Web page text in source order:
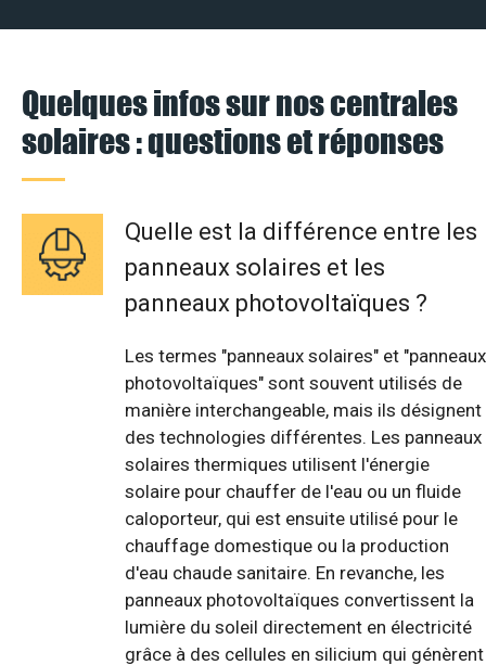
Quelques infos sur nos centrales
solaires : questions et réponses
Quelle est la différence entre les
panneaux solaires et les
panneaux photovoltaïques ?
Les termes "panneaux solaires" et "panneaux
photovoltaïques" sont souvent utilisés de
manière interchangeable, mais ils désignent
des technologies différentes. Les panneaux
solaires thermiques utilisent l'énergie
solaire pour chauffer de l'eau ou un fluide
caloporteur, qui est ensuite utilisé pour le
chauffage domestique ou la production
d'eau chaude sanitaire. En revanche, les
panneaux photovoltaïques convertissent la
lumière du soleil directement en électricité
grâce à des cellules en silicium qui génèrent